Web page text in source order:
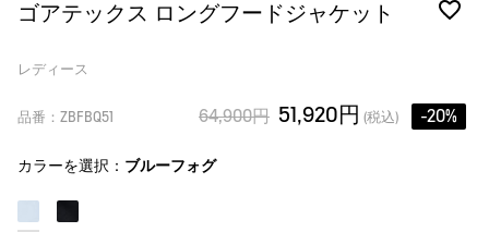
ゴアテックス ロングフードジャケット
レディース
品番：ZBFBQ51 64,900円 51,920円 (税込) -20%
カラーを選択： ブルーフォグ